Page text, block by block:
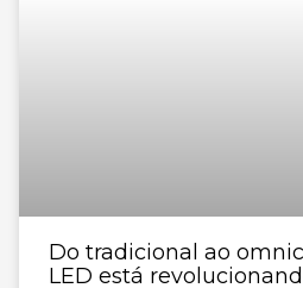
Do tradicional ao
LED está